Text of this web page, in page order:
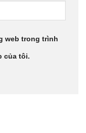
web trong trình
của tôi.